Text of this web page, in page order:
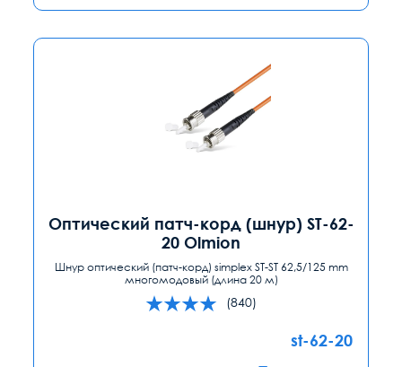
Оптический патч-корд (шнур) ST-62-
20 Olmion
Шнур оптический (патч-корд) simplex ST-ST 62,5/125 mm
многомодовый (длина 20 м)
(840)
st-62-20